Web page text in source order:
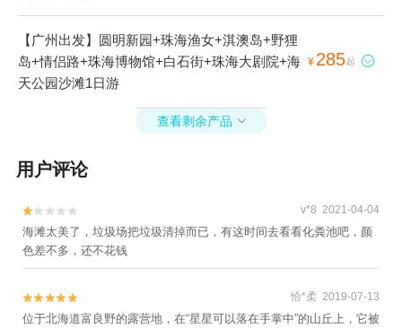
行基地(热浪湾店)+珠海九洲航空飞行基地+九洲
直升机空中游览基地+辛巴达游艇俱乐部日月贝
码头+珠海直升机日月贝空中游览基地+海上看港
珠澳大桥+香炉湾沙滩+易航航空飞行基地(热浪
【广州出发】圆明新园+珠海渔女+淇澳岛+野狸
岛+情侣路+珠海博物馆+白石街+珠海大剧院+海
天公园沙滩1日游
¥ 285起 
查看剩余产品 
用户评论

 v*8 2021-04-04
海滩太美了，垃圾场把垃圾清掉而已，有这时间去看看化粪池吧，颜
色差不多，还不花钱

 恰*柔 2019-07-13
位于北海道富良野的露营地，在“星星可以落在手掌中”的山丘上，它被